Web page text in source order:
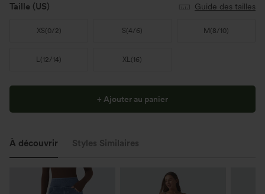
Taille (US) Guide des tailles
XS(0/2) S(4/6) M (8/10)
L(12/14) XL(16)
+ Ajouter au panier
À découvrir Styles Similaires